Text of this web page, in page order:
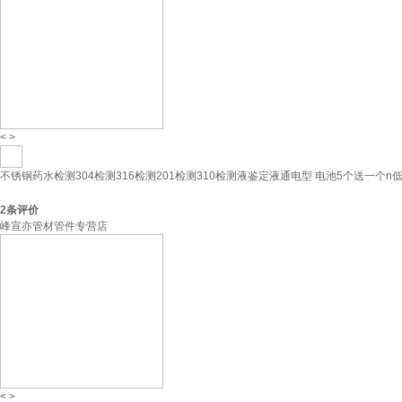
< >
不锈钢药水检测304检测316检测201检测310检测液鉴定液通电型 电池5个送一个n
2条评价
峰宣亦管材管件专营店
< >